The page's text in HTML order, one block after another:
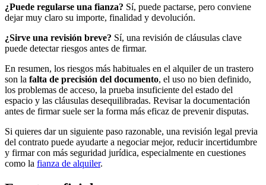
¿Puede regularse una fianza? Sí, puede pactarse, pero conviene
dejar muy claro su importe, finalidad y devolución.
¿Sirve una revisión breve? Sí, una revisión de cláusulas clave
puede detectar riesgos antes de firmar.
En resumen, los riesgos más habituales en el alquiler de un trastero
son la falta de precisión del documento, el uso no bien definido,
los problemas de acceso, la prueba insuficiente del estado del
espacio y las cláusulas desequilibradas. Revisar la documentación
antes de firmar suele ser la forma más eficaz de prevenir disputas.
Si quieres dar un siguiente paso razonable, una revisión legal previa
del contrato puede ayudarte a negociar mejor, reducir incertidumbre
y firmar con más seguridad jurídica, especialmente en cuestiones
como la fianza de alquiler.